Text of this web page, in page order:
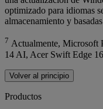
optimizado para idiomas
almacenamiento y
7 Actualmente, Microsoft
14 AI, Acer Swift Edge
Volver al principio
Productos